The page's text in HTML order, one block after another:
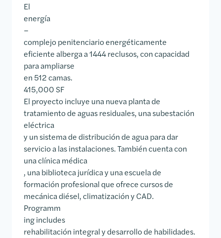
El
energía
–
complejo penitenciario energéticamente
eficiente alberga a 1444 reclusos, con capacidad
para ampliarse
en 512 camas.
415,000 SF
El proyecto incluye una nueva planta de
tratamiento de aguas residuales, una subestación
eléctrica
y un sistema de distribución de agua para dar
servicio a las instalaciones. También cuenta con
una clínica médica
, una biblioteca jurídica y una escuela de
formación profesional que ofrece cursos de
mecánica diésel, climatización y CAD.
Programm
ing includes
rehabilitación integral y desarrollo de habilidades.